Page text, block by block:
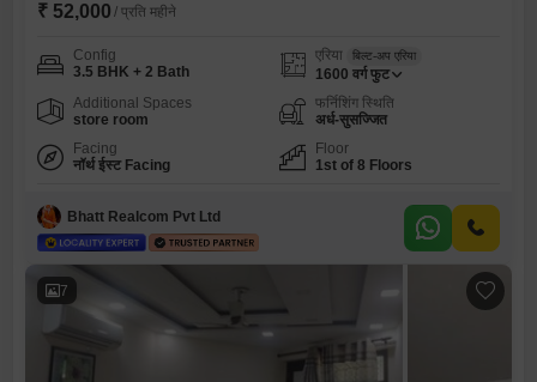
₹ 52,000 / प्रति महीने
Config
3.5 BHK + 2 Bath
एरिया बिल्ट-अप एरिया
1600 वर्ग फुट
Additional Spaces
store room
फर्निशिंग स्थिति
अर्ध-सुसज्जित
Facing
नॉर्थ ईस्ट Facing
Floor
1st of 8 Floors
Bhatt Realcom Pvt Ltd
7